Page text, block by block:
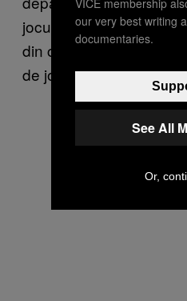
jocul a evoluat și meta
din ce în ce mai greu să
de joc nu mai
our very best writing
documentaries.
See All
Or,